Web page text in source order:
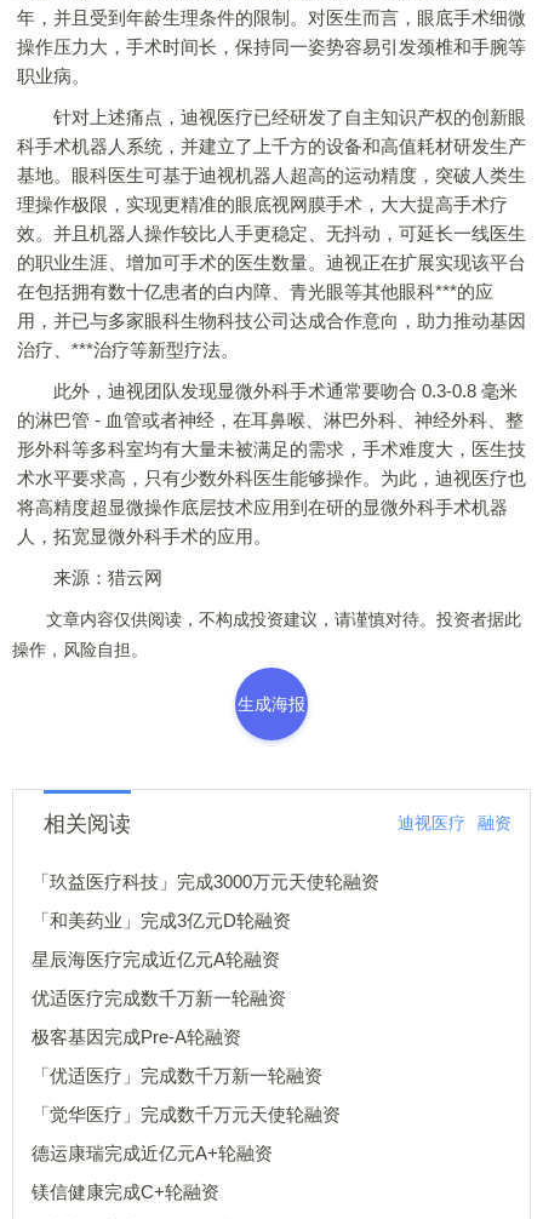
年，并且受到年龄生理条件的限制。对医生而言，眼底手术细微
操作压力大，手术时间长，保持同一姿势容易引发颈椎和手腕等
职业病。
针对上述痛点，迪视医疗已经研发了自主知识产权的创新眼
科手术机器人系统，并建立了上千方的设备和高值耗材研发生产
基地。眼科医生可基于迪视机器人超高的运动精度，突破人类生
理操作极限，实现更精准的眼底视网膜手术，大大提高手术疗
效。并且机器人操作较比人手更稳定、无抖动，可延长一线医生
的职业生涯、增加可手术的医生数量。迪视正在扩展实现该平台
在包括拥有数十亿患者的白内障、青光眼等其他眼科***的应
用，并已与多家眼科生物科技公司达成合作意向，助力推动基因
治疗、***治疗等新型疗法。
此外，迪视团队发现显微外科手术通常要吻合 0.3-0.8 毫米
的淋巴管 - 血管或者神经，在耳鼻喉、淋巴外科、神经外科、整
形外科等多科室均有大量未被满足的需求，手术难度大，医生技
术水平要求高，只有少数外科医生能够操作。为此，迪视医疗也
将高精度超显微操作底层技术应用到在研的显微外科手术机器
人，拓宽显微外科手术的应用。
来源：猎云网
文章内容仅供阅读，不构成投资建议，请谨慎对待。投资者据此
操作，风险自担。
生成海报
相关阅读 迪视医疗 融资
「玖益医疗科技」完成3000万元天使轮融资
「和美药业」完成3亿元D轮融资
星辰海医疗完成近亿元A轮融资
优适医疗完成数千万新一轮融资
极客基因完成Pre-A轮融资
「优适医疗」完成数千万新一轮融资
「觉华医疗」完成数千万元天使轮融资
德运康瑞完成近亿元A+轮融资
镁信健康完成C+轮融资